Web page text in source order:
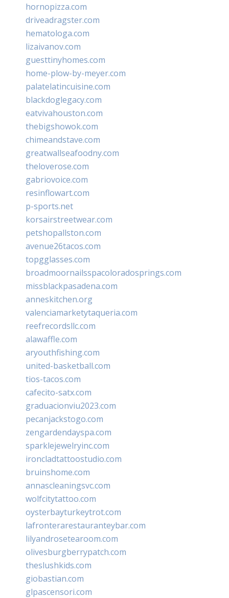
hornopizza.com
driveadragster.com
hematologa.com
lizaivanov.com
guesttinyhomes.com
home-plow-by-meyer.com
palatelatincuisine.com
blackdoglegacy.com
eatvivahouston.com
thebigshowok.com
chimeandstave.com
greatwallseafoodny.com
theloverose.com
gabriovoice.com
resinflowart.com
p-sports.net
korsairstreetwear.com
petshopallston.com
avenue26tacos.com
topgglasses.com
broadmoornailsspacoloradosprings.com
missblackpasadena.com
anneskitchen.org
valenciamarketytaqueria.com
reefrecordsllc.com
alawaffle.com
aryouthfishing.com
united-basketball.com
tios-tacos.com
cafecito-satx.com
graduacionviu2023.com
pecanjackstogo.com
zengardendayspa.com
sparklejewelryinc.com
ironcladtattoostudio.com
bruinshome.com
annascleaningsvc.com
wolfcitytattoo.com
oysterbayturkeytrot.com
lafronterarestauranteybar.com
lilyandrosetearoom.com
olivesburgberrypatch.com
theslushkids.com
giobastian.com
glpascensori.com